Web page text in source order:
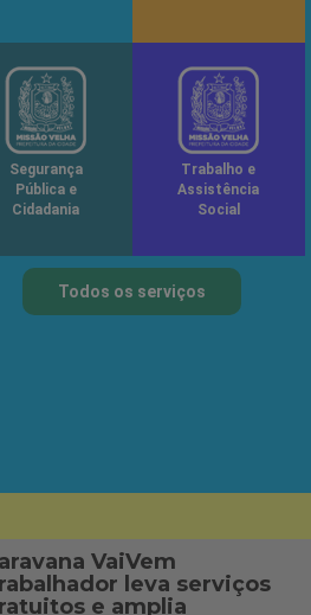
Segurança
Pública e
Cidadania
Trabalho e
Assistência
Social
Todos os serviços
VaiVem
leva serviços
e amplia